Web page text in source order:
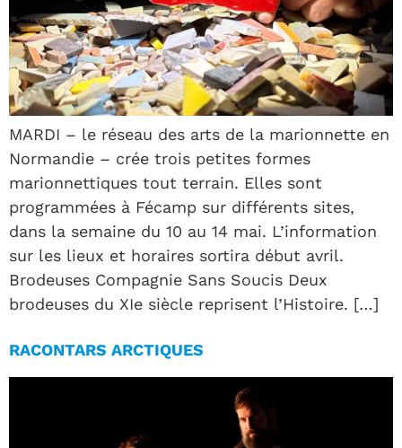
MARDI – le réseau des arts de la marionnette en
Normandie – crée trois petites formes
marionnettiques tout terrain. Elles sont
programmées à Fécamp sur différents sites,
dans la semaine du 10 au 14 mai. L’information
sur les lieux et horaires sortira début avril.
Brodeuses Compagnie Sans Soucis Deux
brodeuses du XIe siècle reprisent l’Histoire. […]
RACONTARS ARCTIQUES